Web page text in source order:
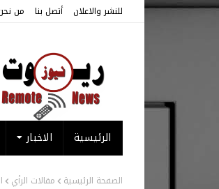
للنشر والاعلان أتصل بنا من
الرئيسية الاخبار
الصفحة الرئيسية مقالات الرأي